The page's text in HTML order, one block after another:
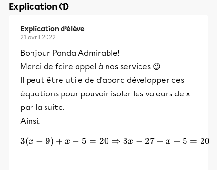
Explication (1)
Explication d’élève
21 avril 2022
Bonjour Panda Admirable!
Merci de faire appel à nos services 😉
Il peut être utile de d'abord développer ces
équations pour pouvoir isoler les valeurs de x
par la suite.
Ainsi,
3(x-9) + x - 5 = 20
3(x − 9) + x − 5 = 20 ⇒ 3x − 27 + x − 5 = 20